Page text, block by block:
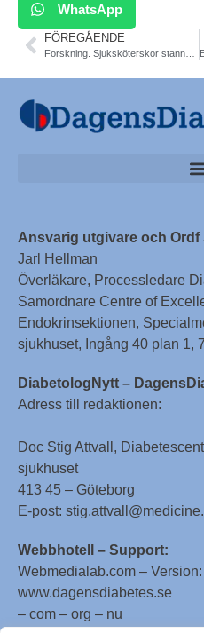
WhatsApp
FÖREGÅENDE
Ansvarig utgivare och Ordf
Jarl Hellman
Överläkare, Processledare
Samordnare Centre of
Endokrinsektionen,
sjukhuset, Ingång 40 plan 1,
DiabetologNytt –
Adress till redaktionen:
Doc Stig Attvall,
sjukhuset
413 45 – Göteborg
E-post:
Webbhotell – Support:
Webmedialab.com –
www.dagensdiabetes.se
– com – org – nu